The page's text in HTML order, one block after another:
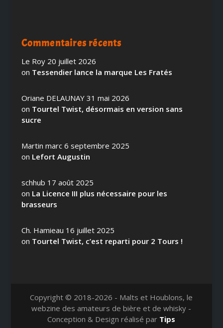
Commentaires récents
Le Roy 20 juillet 2026
on Tessendier lance la marque Les Fratés
Oriane DELAUNAY 31 mai 2026
on Tourtel Twist, désormais en version sans
sucre
Martin marc 6 septembre 2025
on Lefort Augustin
schhub 17 août 2025
on La Licence III plus nécessaire pour les
brasseurs
Ch. Hamieau 16 juillet 2025
on Tourtel Twist, c’est reparti pour 2 Tours !
Copyright © 2018-2026 - Malts et Houblons, le
webzine des amateurs de bière et de whisky -
Conception & Design réalisé par Tips